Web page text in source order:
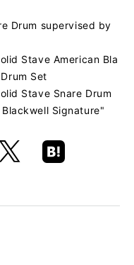
Drum supervised by
Stave American Bla
Set
Stave Snare Drum
Signature"
Hatena
Boo